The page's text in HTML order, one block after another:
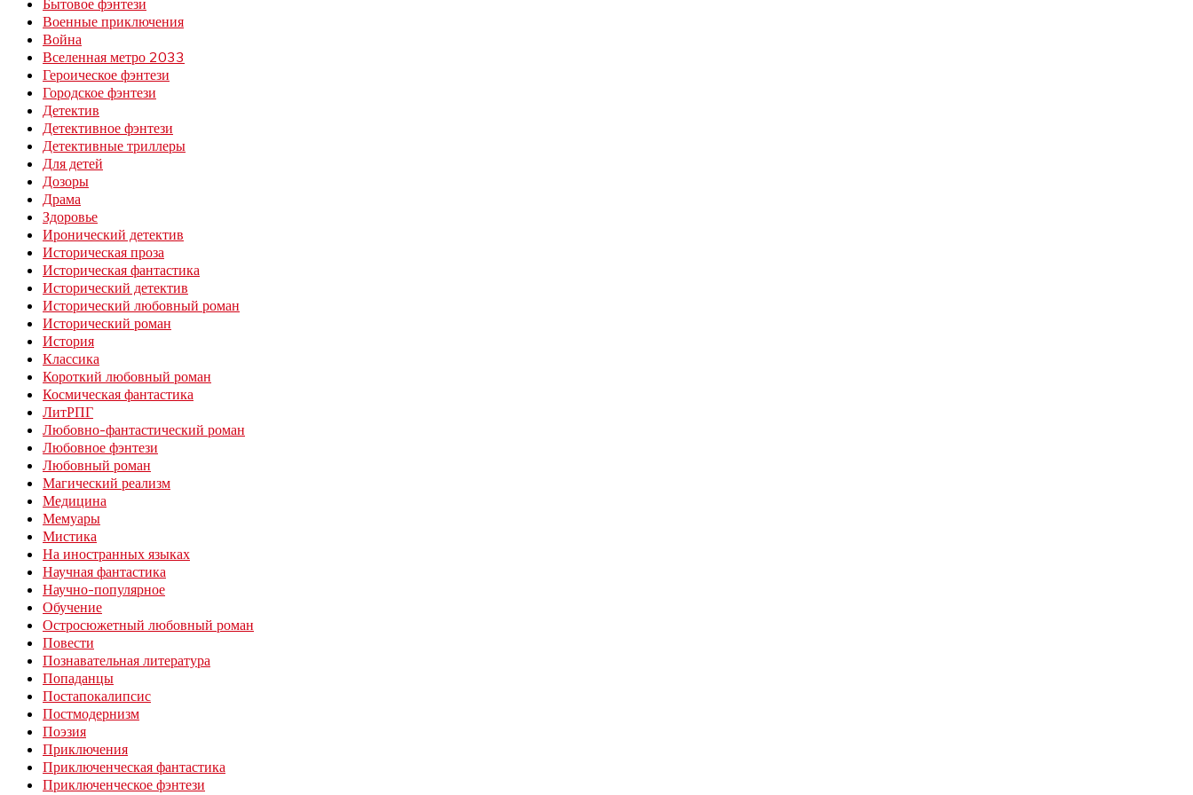
Бытовое фэнтези
Военные приключения
Война
Вселенная метро 2033
Героическое фэнтези
Городское фэнтези
Детектив
Детективное фэнтези
Детективные триллеры
Для детей
Дозоры
Драма
Здоровье
Иронический детектив
Историческая проза
Историческая фантастика
Исторический детектив
Исторический любовный роман
Исторический роман
История
Классика
Короткий любовный роман
Космическая фантастика
ЛитРПГ
Любовно-фантастический роман
Любовное фэнтези
Любовный роман
Магический реализм
Медицина
Мемуары
Мистика
На иностранных языках
Научная фантастика
Научно-популярное
Обучение
Остросюжетный любовный роман
Повести
Познавательная литература
Попаданцы
Постапокалипсис
Постмодернизм
Поэзия
Приключения
Приключенческая фантастика
Приключенческое фэнтези